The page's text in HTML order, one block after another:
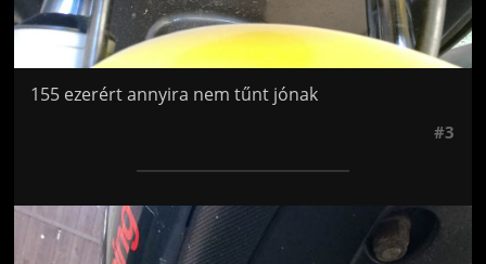
155 ezerért annyira nem tűnt jónak
#3
Jön még kép!